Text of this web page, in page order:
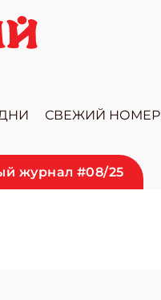
СВЕЖИЙ НОМЕР
журнал #08/25